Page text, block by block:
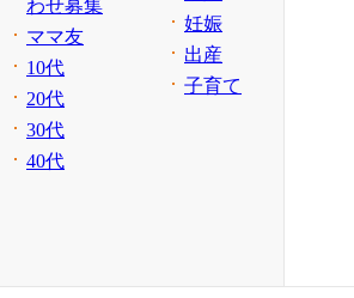
わせ募集
ママ友
10代
20代
30代
40代
妊娠
出産
子育て